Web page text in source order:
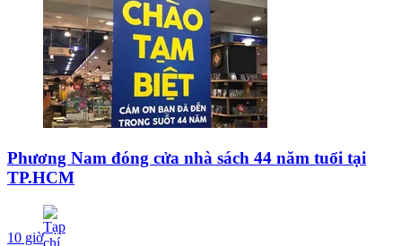
Phương Nam đóng cửa nhà sách 44 năm tuổi tại
TP.HCM
10 giờ